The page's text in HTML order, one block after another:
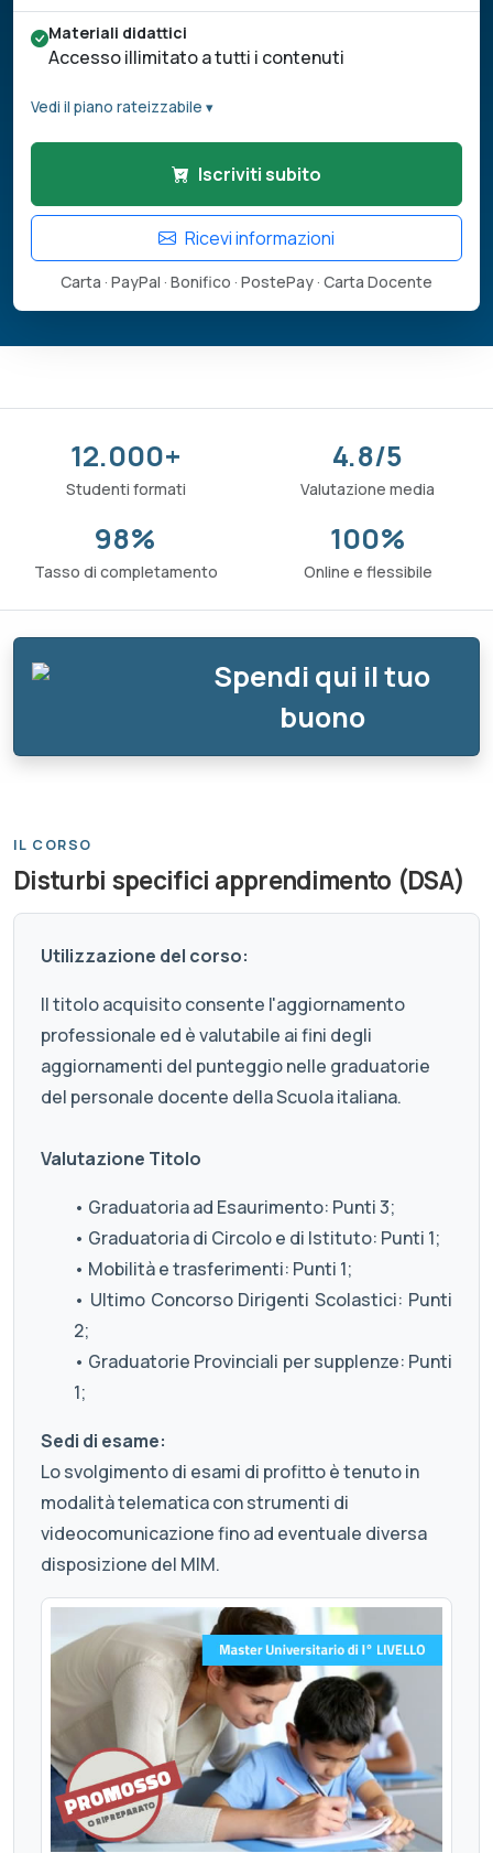
Materiali didattici
Accesso illimitato a tutti i contenuti
Vedi il piano rateizzabile ▾
Iscriviti subito
Ricevi informazioni
Carta · PayPal · Bonifico · PostePay · Carta Docente
12.000+
Studenti formati
4.8/5
Valutazione media
98%
Tasso di completamento
100%
Online e flessibile
Spendi qui il tuo
buono
IL CORSO
Disturbi specifici apprendimento (DSA)
Utilizzazione del corso:
Il titolo acquisito consente l'aggiornamento
professionale ed è valutabile ai fini degli
aggiornamenti del punteggio nelle graduatorie
del personale docente della Scuola italiana.
Valutazione Titolo
• Graduatoria ad Esaurimento: Punti 3;
• Graduatoria di Circolo e di Istituto: Punti 1;
• Mobilità e trasferimenti: Punti 1;
• Ultimo Concorso Dirigenti Scolastici: Punti
2;
• Graduatorie Provinciali per supplenze: Punti
1;
Sedi di esame:
Lo svolgimento di esami di profitto è tenuto in
modalità telematica con strumenti di
videocomunicazione fino ad eventuale diversa
disposizione del MIM.